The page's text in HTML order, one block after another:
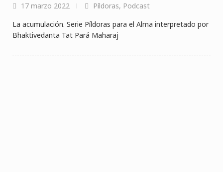
17 marzo 2022 Píldoras, Podcast
La acumulación. Serie Píldoras para el Alma interpretado por
Bhaktivedanta Tat Pará Maharaj